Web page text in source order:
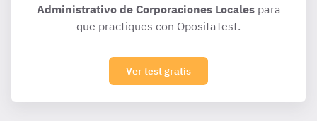
Administrativo de Corporaciones Localespara
que practiques con OpositaTest.
Ver test gratis